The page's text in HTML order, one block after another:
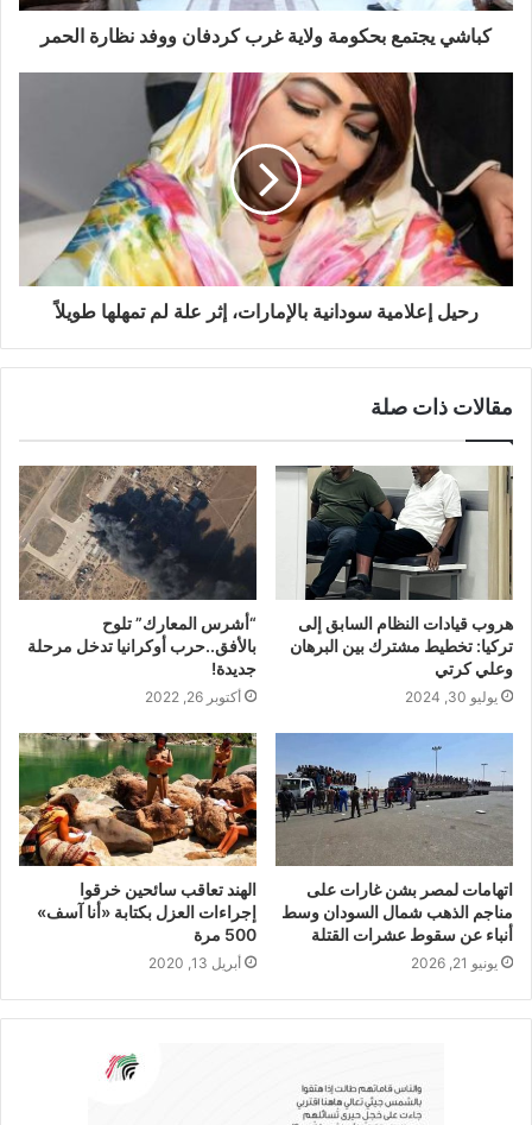
كباشي يجتمع بحكومة ولاية غرب كردفان ووفد نظارة الحمر
رحيل إعلامية سودانية بالإمارات، إثر علة لم تمهلها طويلاً
مقالات ذات صلة
هروب قيادات النظام السابق إلى
تركيا: تخطيط مشترك بين البرهان
وعلي كرتي
يوليو 30, 2024
“أشرس المعارك” تلوح
بالأفق..حرب أوكرانيا تدخل مرحلة
جديدة!
أكتوبر 26, 2022
اتهامات لمصر بشن غارات على
مناجم الذهب شمال السودان وسط
أنباء عن سقوط عشرات القتلة
يونيو 21, 2026
الهند تعاقب سائحين خرقوا
إجراءات العزل بكتابة «أنا آسف»
500 مرة
أبريل 13, 2020